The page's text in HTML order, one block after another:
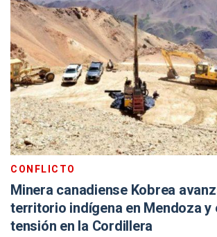
CONFLICTO
Minera canadiense Kobrea
territorio indígena en Mendoza y
tensión en la Cordillera